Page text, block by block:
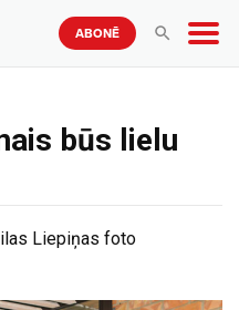
ABONĒ
būs lielu
Liepiņas foto